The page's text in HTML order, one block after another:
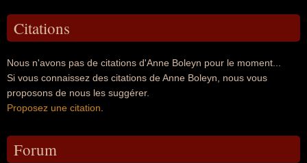
Citations
Nous n'avons pas de citations d'Anne Boleyn pour le moment...
Si vous connaissez des citations de Anne Boleyn, nous vous
proposons de nous les suggérer.
Proposez une citation
Forum